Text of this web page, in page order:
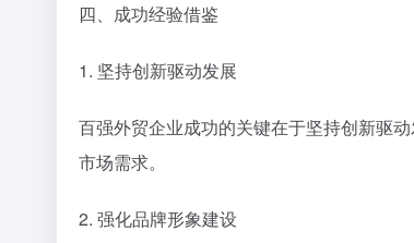
四、成功经验借鉴
1. 坚持创新驱动发展
百强外贸企业成功的关键在于坚持创新驱
市场需求。
2. 强化品牌形象建设